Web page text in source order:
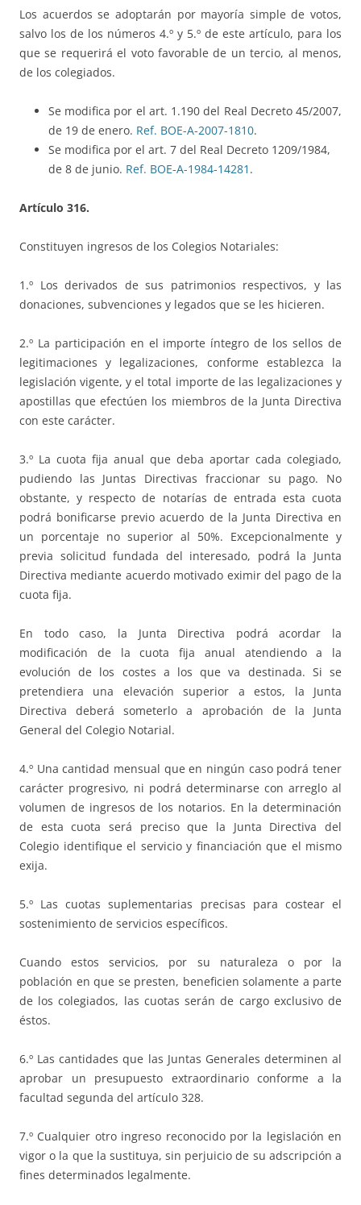
Los acuerdos se adoptarán por mayoría simple de votos,
salvo los de los números 4.º y 5.º de este artículo, para los
que se requerirá el voto favorable de un tercio, al menos,
de los colegiados.
Se modifica por el art. 1.190 del Real Decreto 45/2007,
de 19 de enero. Ref. BOE-A-2007-1810.
Se modifica por el art. 7 del Real Decreto 1209/1984,
de 8 de junio. Ref. BOE-A-1984-14281 .
Artículo 316.
Constituyen ingresos de los Colegios Notariales:
1.º Los derivados de sus patrimonios respectivos, y las
donaciones, subvenciones y legados que se les hicieren.
2.º La participación en el importe íntegro de los sellos de
legitimaciones y legalizaciones, conforme establezca la
legislación vigente, y el total importe de las legalizaciones y
apostillas que efectúen los miembros de la Junta Directiva
con este carácter.
3.º La cuota fija anual que deba aportar cada colegiado,
pudiendo las Juntas Directivas fraccionar su pago. No
obstante, y respecto de notarías de entrada esta cuota
podrá bonificarse previo acuerdo de la Junta Directiva en
un porcentaje no superior al 50%. Excepcionalmente y
previa solicitud fundada del interesado, podrá la Junta
Directiva mediante acuerdo motivado eximir del pago de la
cuota fija.
En todo caso, la Junta Directiva podrá acordar la
modificación de la cuota fija anual atendiendo a la
evolución de los costes a los que va destinada. Si se
pretendiera una elevación superior a estos, la Junta
Directiva deberá someterlo a aprobación de la Junta
General del Colegio Notarial.
4.º Una cantidad mensual que en ningún caso podrá tener
carácter progresivo, ni podrá determinarse con arreglo al
volumen de ingresos de los notarios. En la determinación
de esta cuota será preciso que la Junta Directiva del
Colegio identifique el servicio y financiación que el mismo
exija.
5.º Las cuotas suplementarias precisas para costear el
sostenimiento de servicios específicos.
Cuando estos servicios, por su naturaleza o por la
población en que se presten, beneficien solamente a parte
de los colegiados, las cuotas serán de cargo exclusivo de
éstos.
6.º Las cantidades que las Juntas Generales determinen al
aprobar un presupuesto extraordinario conforme a la
facultad segunda del artículo 328.
7.º Cualquier otro ingreso reconocido por la legislación en
vigor o la que la sustituya, sin perjuicio de su adscripción a
fines determinados legalmente.